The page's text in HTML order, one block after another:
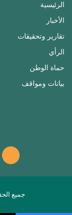
الرئيسية
الأخبار
تقارير وتحقيقات
الرأي
حماة الوطن
بيانات ومواقف
جميع